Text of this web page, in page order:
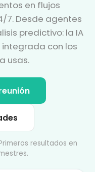
en flujos
7. Desde agentes
predictivo: la IA
con los
usas.
resultados en